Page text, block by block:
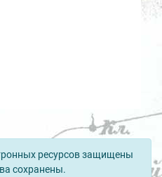
ресурсов защищены
сохранены.